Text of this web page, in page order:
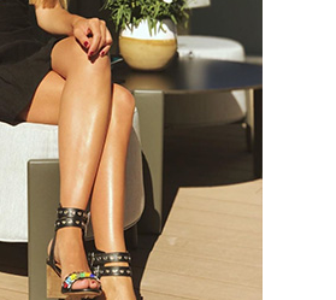
Marta Oria